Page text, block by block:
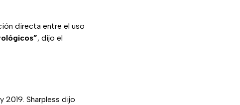
directa entre el uso
, dijo el
Sharpless dijo